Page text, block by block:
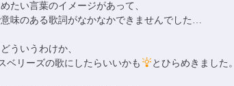
たい言葉のイメージがあって、
味のある歌詞がなかなかできませんでした…
ういうわけか、
ベリーズの歌にしたらいいかも
とひらめきました。